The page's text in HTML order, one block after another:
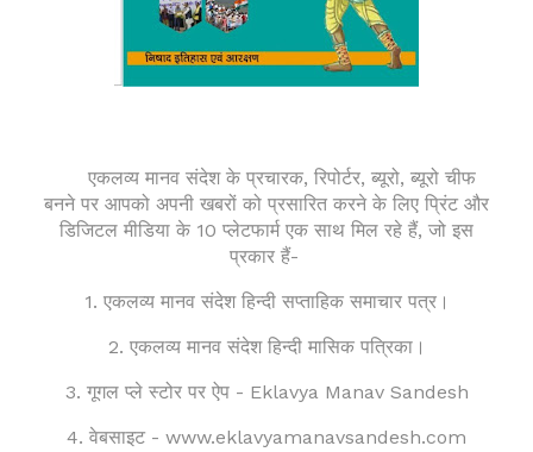
एकलव्य मानव संदेश के प्रचारक, रिपोर्टर, ब्यूरो, ब्यूरो चीफ
बनने पर आपको अपनी खबरों को प्रसारित करने के लिए प्रिंट और
डिजिटल मीडिया के 10 प्लेटफार्म एक साथ मिल रहे हैं, जो इस
प्रकार हैं-
1. एकलव्य मानव संदेश हिन्दी सप्ताहिक समाचार पत्र।
2. एकलव्य मानव संदेश हिन्दीमासिक पत्रिका।
3. गूगल प्ले स्टोर पर ऐप - Eklavya Manav Sandesh
4. वेबसाइट - www.eklavyamanavsandesh.com